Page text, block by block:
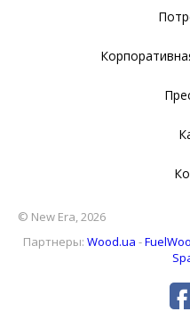
© New Era, 2026
Партнеры: Wood.ua -